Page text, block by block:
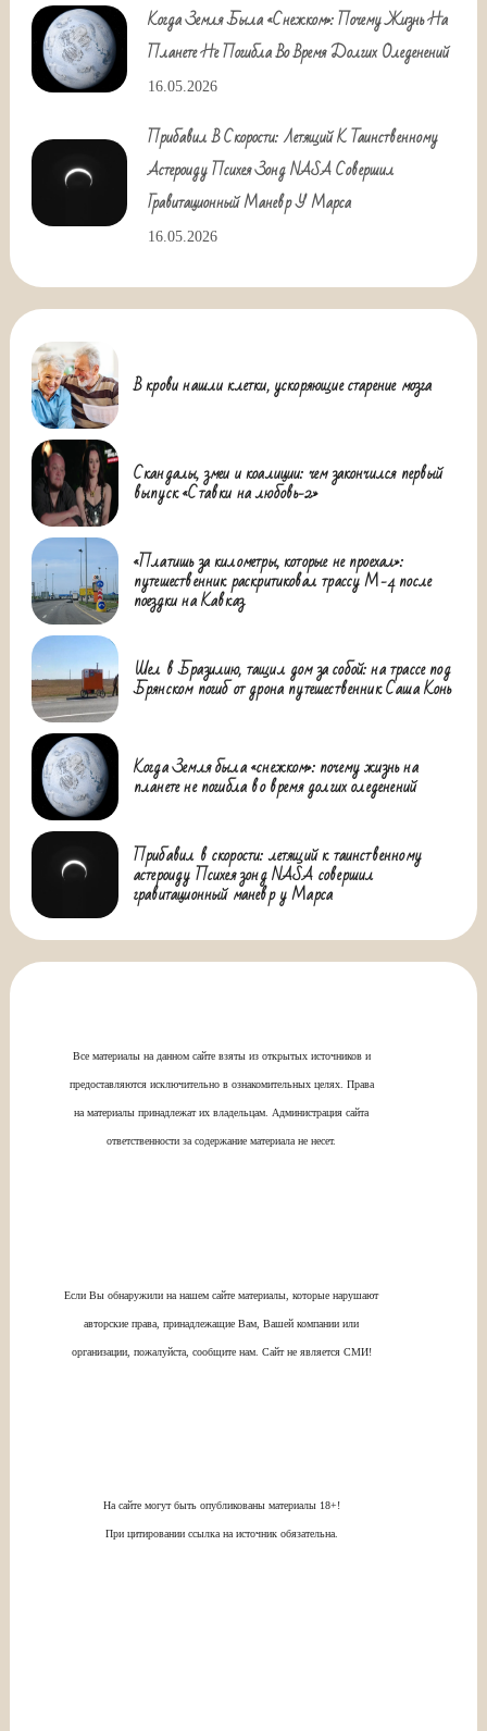
Когда Земля Была «снежком»: Почему Жизнь На
Планете Не Погибла Во Время Долгих Оледенений
16.05.2026
Прибавил В Скорости: Летящий К Таинственному
Астероиду Психея Зонд NASA Совершил
Гравитационный Маневр У Марса
16.05.2026
В крови нашли клетки, ускоряющие старение мозга
Скандалы, змеи и коалиции: чем закончился первый
выпуск «Ставки на любовь-2»
«Платишь за километры, которые не проехал»:
путешественник раскритиковал трассу М-4 после
поездки на Кавказ
Шел в Бразилию, тащил дом за собой: на трассе под
Брянском погиб от дрона путешественник Саша Конь
Когда Земля была «снежком»: почему жизнь на
планете не погибла во время долгих оледенений
Прибавил в скорости: летящий к таинственному
астероиду Психея зонд NASA совершил
гравитационный маневр у Марса
Все материалы на данном сайте взяты из открытых источников и
предоставляются исключительно в ознакомительных целях. Права
на материалы принадлежат их владельцам. Администрация сайта
ответственности за содержание материала не несет.
Если Вы обнаружили на нашем сайте материалы, которые нарушают
авторские права, принадлежащие Вам, Вашей компании или
организации, пожалуйста, сообщите нам. Сайт не является СМИ!
На сайте могут быть опубликованы материалы 18+!
При цитировании ссылка на источник обязательна.